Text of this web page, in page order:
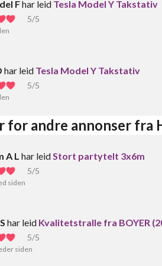
Fhar leid Tesla Model Y Takstativ
5/5
har leid Tesla Model Y Takstativ
5/5
for andre annonser fra
A L har leidStort partytelt 3x6m
5/5
siden
har leid Kvalitetstralle fra BOYER
5/5
siden